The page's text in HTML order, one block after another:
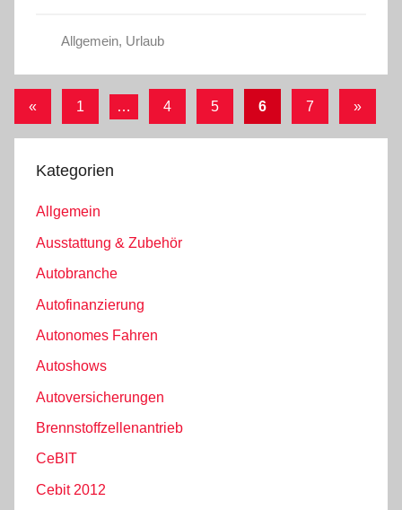
Allgemein, Urlaub
Seitennummerierung
der
Beiträge
« Vorherige
1 … 4 5 6 7 »
Kategorien
Allgemein
Ausstattung & Zubehör
Autobranche
Autofinanzierung
Autonomes Fahren
Autoshows
Autoversicherungen
Brennstoffzellenantrieb
CeBIT
Cebit 2012